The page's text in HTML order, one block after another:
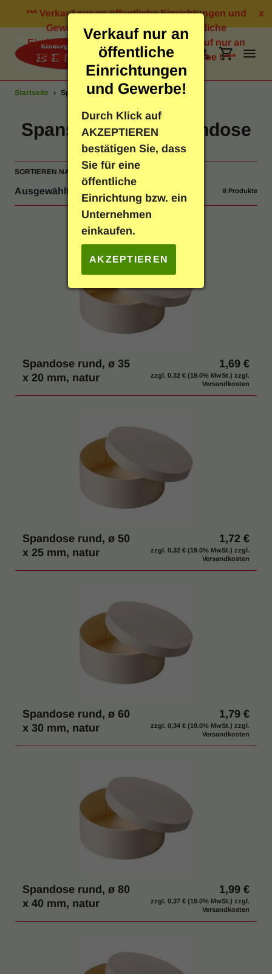
Verkauf nur an
öffentliche
Einrichtungen
und Gewerbe!
Durch Klick auf
AKZEPTIEREN
bestätigen Sie, dass
Sie für eine
öffentliche
Einrichtung bzw. ein
Unternehmen
einkaufen.
AKZEPTIEREN
Direkt
Inhalt
*** Verkauf nur an öffentliche Einrichtungen und
Gewerbe ! *** Verkauf nur an öffentliche
Einrichtungen und Gewerbe ! *** Verkauf nur an
öffentliche Einrichtungen und Gewerbe ! ***
x
SuchenEinloggen
Schreibwaren
Geschenkartikel
Spielen & Lernen
% SALE
Startseite › Spanschachtel / Spandose
S
m
m
Spanschachtel / Spandose
SORTIEREN NACH
8 Produkte
Spandose rund, ø 35
x 20 mm, natur
1,69 €
zzgl. 0,32 € (19.0% MwSt.) zzgl.
Versandkosten
Spandose rund, ø 50
x 25 mm, natur
1,72 €
zzgl. 0,32 € (19.0% MwSt.) zzgl.
Versandkosten
Spandose rund, ø 60
x 30 mm, natur
1,79 €
zzgl. 0,34 € (19.0% MwSt.) zzgl.
Versandkosten
Spandose rund, ø 80
x 40 mm, natur
1,99 €
zzgl. 0,37 € (19.0% MwSt.) zzgl.
Versandkosten